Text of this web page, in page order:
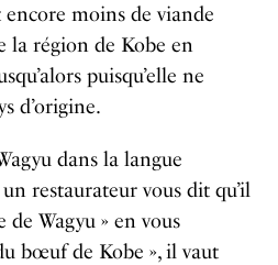
moins de viande
la région de Kobe en
puisqu’elle ne
d’origine.
dans la langue
restaurateur vous dit qu’il
de Wagyu » en vous
bœuf de Kobe », il vaut